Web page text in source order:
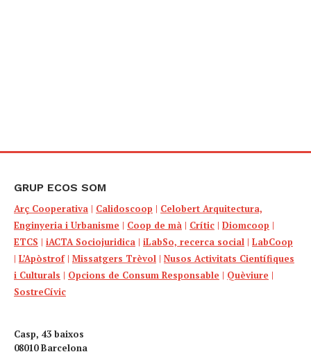
GRUP ECOS SOM
Arç Cooperativa | Calidoscoop | Celobert Arquitectura,
Enginyeria i Urbanisme | Coop de mà | Crític | Diomcoop |
ETCS | iACTA Sociojuridica | iLabSo, recerca social | LabCoop
| L’Apòstrof| Missatgers Trèvol | Nusos Activitats Científiques
i Culturals | Opcions de Consum Responsable | Quèviure |
SostreCívic
Casp, 43 baixos
08010 Barcelona